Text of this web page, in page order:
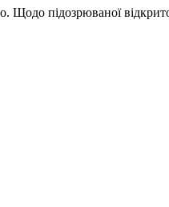
Щодо підозрюваної